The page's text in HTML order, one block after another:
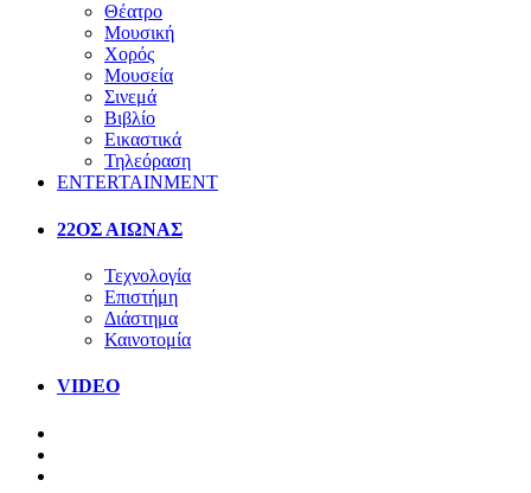
Θέατρο
Μουσική
Χορός
Μουσεία
Σινεμά
Βιβλίο
Εικαστικά
Τηλεόραση
ENTERTAINMENT
22ΟΣ ΑΙΩΝΑΣ
Τεχνολογία
Επιστήμη
Διάστημα
Καινοτομία
VIDEO